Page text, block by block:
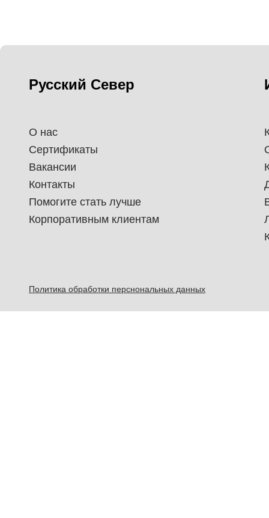
Русский Север
О нас
Сертификаты
Вакансии
Контакты
Помогите стать лучше
Корпоративным клиентам
Политика обработки перснональных данных